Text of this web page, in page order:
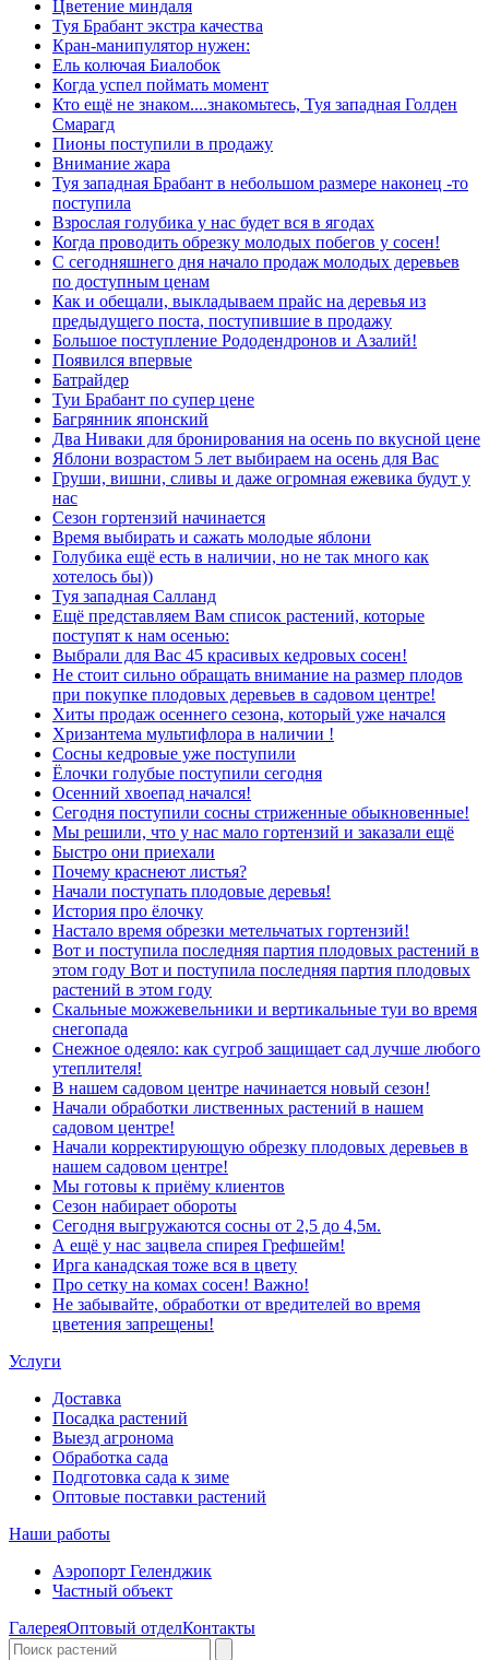
Цветение миндаля
Туя Брабант экстра качества
Кран-манипулятор нужен:
Ель колючая Биалобок
Когда успел поймать момент
Кто ещё не знаком....знакомьтесь, Туя западная Голден
Смарагд
Пионы поступили в продажу
Внимание жара
Туя западная Брабант в небольшом размере наконец -то
поступила
Взрослая голубика у нас будет вся в ягодах
Когда проводить обрезку молодых побегов у сосен!
С сегодняшнего дня начало продаж молодых деревьев
по доступным ценам
Как и обещали, выкладываем прайс на деревья из
предыдущего поста, поступившие в продажу
Большое поступление Рододендронов и Азалий!
Появился впервые
Батрайдер
Туи Брабант по супер цене
Багрянник японский
Два Ниваки для бронирования на осень по вкусной цене
Яблони возрастом 5 лет выбираем на осень для Вас
Груши, вишни, сливы и даже огромная ежевика будут у
нас
Сезон гортензий начинается
Время выбирать и сажать молодые яблони
Голубика ещё есть в наличии, но не так много как
хотелось бы))
Туя западная Салланд
Ещё представляем Вам список растений, которые
поступят к нам осенью:
Выбрали для Вас 45 красивых кедровых сосен!
Не стоит сильно обращать внимание на размер плодов
при покупке плодовых деревьев в садовом центре!
Хиты продаж осеннего сезона, который уже начался
Хризантема мультифлора в наличии !
Сосны кедровые уже поступили
Ёлочки голубые поступили сегодня
Осенний хвоепад начался!
Сегодня поступили сосны стриженные обыкновенные!
Мы решили, что у нас мало гортензий и заказали ещё
Быстро они приехали
Почему краснеют листья?
Начали поступать плодовые деревья!
История про ёлочку
Настало время обрезки метельчатых гортензий!
Вот и поступила последняя партия плодовых растений в
этом году Вот и поступила последняя партия плодовых
растений в этом году
Скальные можжевельники и вертикальные туи во время
снегопада
Снежное одеяло: как сугроб защищает сад лучше любого
утеплителя!
В нашем садовом центре начинается новый сезон!
Начали обработки лиственных растений в нашем
садовом центре!
Начали корректирующую обрезку плодовых деревьев в
нашем садовом центре!
Мы готовы к приёму клиентов
Сезон набирает обороты
Сегодня выгружаются сосны от 2,5 до 4,5м.
А ещё у нас зацвела спирея Грефшейм!
Ирга канадская тоже вся в цвету
Про сетку на комах сосен! Важно!
Не забывайте, обработки от вредителей во время
цветения запрещены!
Услуги
Доставка
Посадка растений
Выезд агронома
Обработка сада
Подготовка сада к зиме
Оптовые поставки растений
Наши работы
Аэропорт Геленджик
Частный объект
ГалереяОптовый отделКонтакты